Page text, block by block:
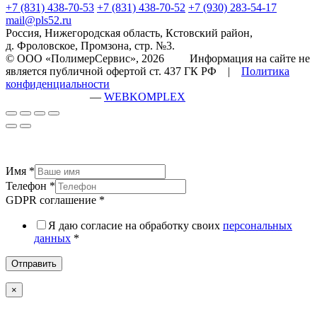
+7 (831) 438-70-53 +7 (831) 438-70-52 +7 (930) 283-54-17
mail@pls52.ru
Россия, Нижегородская область, Кстовский район,
д. Фроловское, Промзона, стр. №3.
© ООО «ПолимерСервис», 2026 Информация на сайте не
является публичной офертой ст. 437 ГК РФ | Политика
конфиденциальности
— WEBKOMPLEX
Имя *
Телефон *
GDPR соглашение *
Я даю согласие на обработку своих персональных
данных *
Отправить
×